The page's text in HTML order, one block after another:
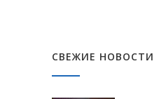
СВЕЖИЕ НОВОСТИ